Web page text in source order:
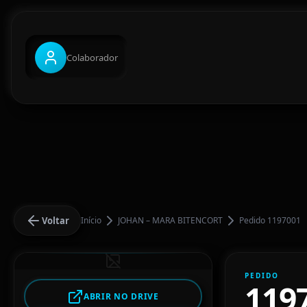
Colaborador
Voltar Início JOHAN – MARA BITENCORT Pedido 1197001
ABRIR NO DRIVE
PEDIDO